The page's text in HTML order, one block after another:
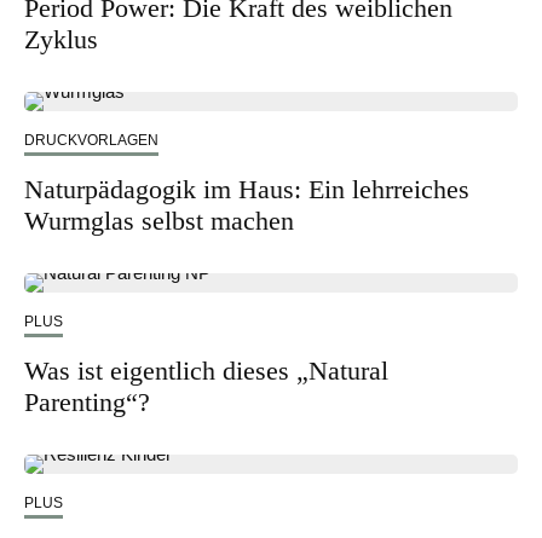
Period Power: Die Kraft des weiblichen
Zyklus
DRUCKVORLAGEN
Naturpädagogik im Haus: Ein lehrreiches
Wurmglas selbst machen
PLUS
Was ist eigentlich dieses „Natural
Parenting“?
PLUS